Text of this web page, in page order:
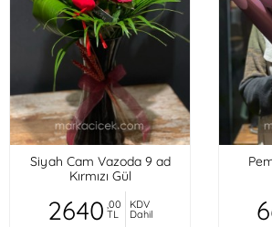
Siyah Cam Vazoda 9 ad
Kırmızı Gül
2640 ,00
TL
KDV
Dahil